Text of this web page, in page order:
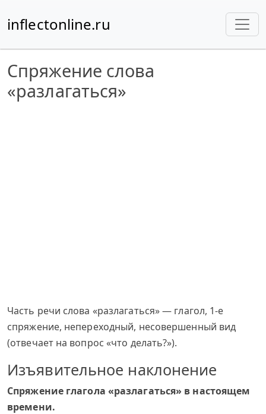
inflectonline.ru
Спряжение слова
«разлагаться»
Часть речи слова «разлагаться» — глагол, 1-е
спряжение, непереходный, несовершенный вид
(отвечает на вопрос «что делать?»).
Изъявительное наклонение
Спряжение глагола «разлагаться» в настоящем
времени.